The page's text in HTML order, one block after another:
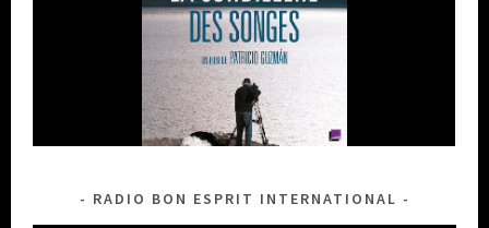
RADIO BON ESPRIT INTERNATIONAL